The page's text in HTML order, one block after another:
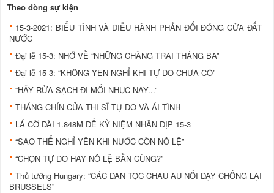
Theo dòng sự kiện
15-3-2021: BIỂU TÌNH VÀ DIỄU HÀNH PHẢN ĐỐI ĐÓNG CỬA ĐẤT
NƯỚC
Đại lễ 15-3: NHỚ VỀ “NHỮNG CHÀNG TRAI THÁNG BA”
Đại lễ 15-3: “KHÔNG YÊN NGHỈ KHI TỰ DO CHƯA CÓ”
“HÃY RỬA SẠCH ĐI MỐI NHỤC NÀY...”
THÁNG CHÍN CỦA THI SĨ TỰ DO VÀ ÁI TÌNH
LÁ CỜ DÀI 1.848M ĐỂ KỶ NIỆM NHÂN DỊP 15-3
“SAO THỂ NGHỈ YÊN KHI NƯỚC CÒN NÔ LỆ”
“CHỌN TỰ DO HAY NÔ LỆ BẦN CÙNG?”
Thủ tướng Hungary: “CÁC DÂN TỘC CHÂU ÂU NỔI DẬY CHỐNG LẠI
BRUSSELS”